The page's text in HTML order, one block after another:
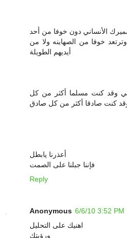
الأنساني دون خوفا من أحد
خوفا من الصهاينه ولا من
أيديهم الطويلة
وقد كنت مسلما أكثر من كل
كنت صادقا أكثر من كل صادق
أعذرنا يابطل
فإننا جبلنا على الصمت
Reply
Anonymous 6/6/10 3:52 PM
اهنيك على التحليل
ورؤيتك